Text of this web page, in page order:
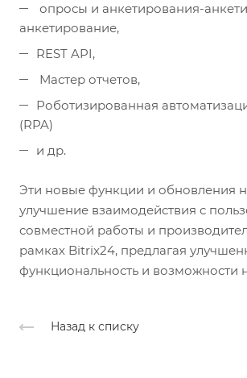
опросы и анкетирования-
анкетирование,
REST API,
Мастер отчетов,
Роботизированная
(RPA)
и др.
Эти новые функции и обновления
улучшение взаимодействия с
совместной работы и
рамках Bitrix24, предлагая
функциональность и возможности
Назад к списку